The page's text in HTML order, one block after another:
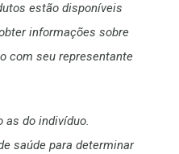
estão disponíveis
informações sobre
com seu representante
as do indivíduo.
saúde para determinar